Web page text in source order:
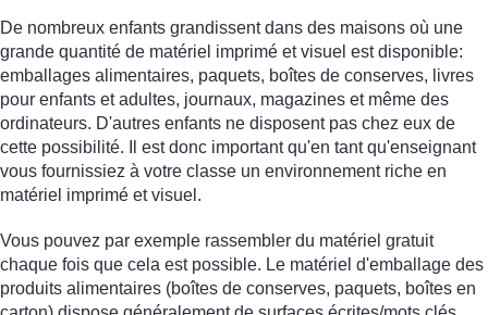
De nombreux enfants grandissent dans des maisons où une
grande quantité de matériel imprimé et visuel est disponible:
emballages alimentaires, paquets, boîtes de conserves, livres
pour enfants et adultes, journaux, magazines et même des
ordinateurs. D'autres enfants ne disposent pas chez eux de
cette possibilité. Il est donc important qu'en tant qu'enseignant
vous fournissiez à votre classe un environnement riche en
matériel imprimé et visuel.
Vous pouvez par exemple rassembler du matériel gratuit
chaque fois que cela est possible. Le matériel d'emballage des
produits alimentaires (boîtes de conserves, paquets, boîtes en